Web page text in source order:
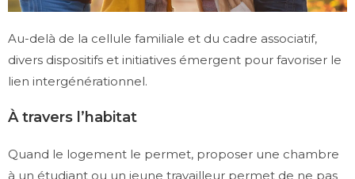
Au-delà de la cellule familiale et du cadre associatif,
divers dispositifs et initiatives émergent pour favoriser le
lien intergénérationnel.
À travers l’habitat
Quand le logement le permet, proposer une chambre
à un étudiant ou un jeune travailleur permet de ne pas